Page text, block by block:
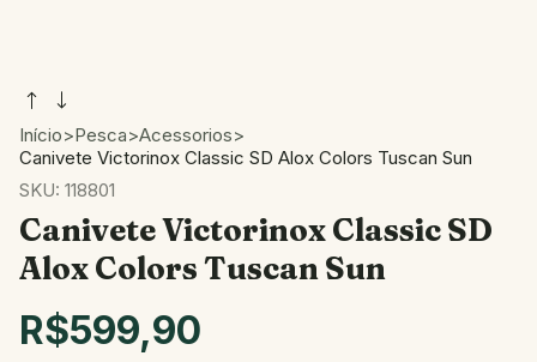
Início>Pesca>Acessorios>
Canivete Victorinox Classic SD Alox Colors Tuscan Sun
SKU: 118801
Canivete Victorinox Classic SD
Alox Colors Tuscan Sun
R$599,90